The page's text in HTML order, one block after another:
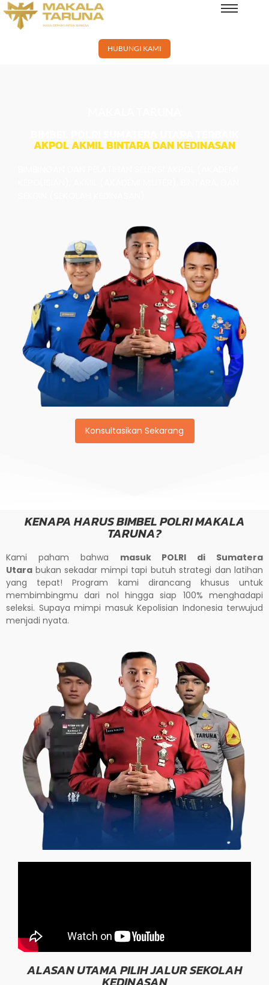
HUBUNGI KAMI
AKPOL AKMIL BINTARA DAN KEDINASAN
Konsultasikan Sekarang
KENAPA HARUS BIMBEL POLRI MAKALA
TARUNA?
Kami paham bahwa masuk POLRI di Sumatera
Utara bukan sekadar mimpi tapi butuh strategi dan latihan
yang tepat! Program kami dirancang khusus untuk
membimbingmu dari nol hingga siap 100% menghadapi
seleksi. Supaya mimpi masuk Kepolisian Indonesia terwujud
menjadi nyata.
ALASAN UTAMA PILIH JALUR SEKOLAH